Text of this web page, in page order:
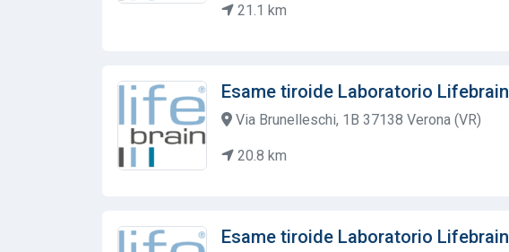
21.1 km
Esame tiroide Laboratorio Lifebrain
Via Brunelleschi, 1B 37138 Verona (VR)
20.8 km
Esame tiroide Laboratorio Lifebrain